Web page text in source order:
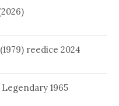
reedice 2024
1965